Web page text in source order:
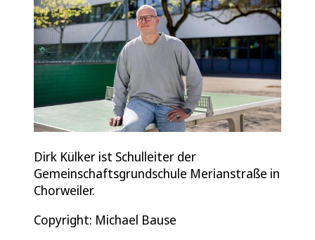
Dirk Külker ist Schulleiter der
Gemeinschaftsgrundschule Merianstraße in
Chorweiler.
Copyright: Michael Bause